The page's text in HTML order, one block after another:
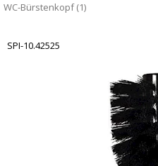
WC-Bürstenkopf (1)
SPI-10.42525